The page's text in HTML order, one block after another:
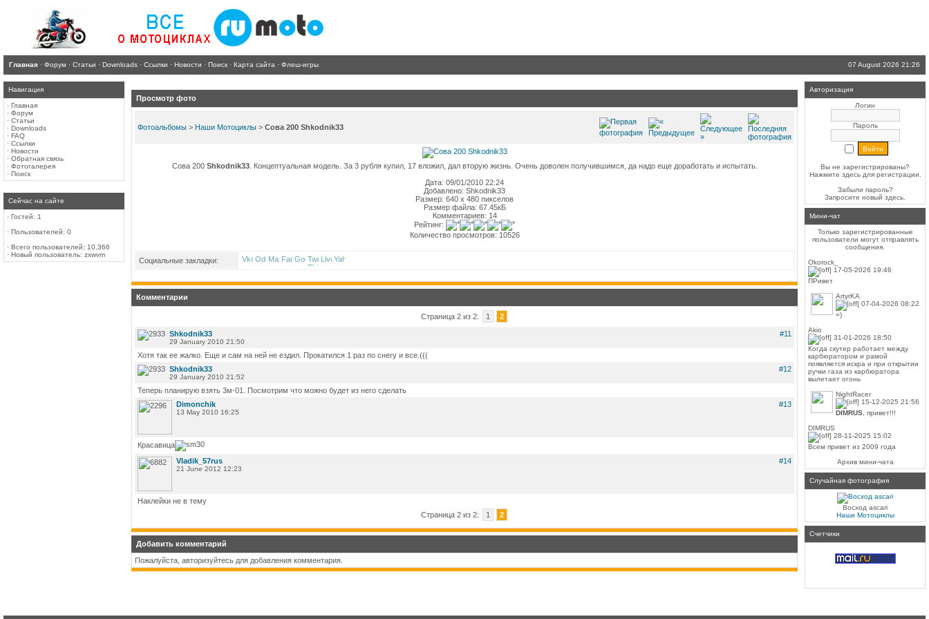
Главная · Форум · Статьи · Downloads · Ссылки · Новости · Поиск · Карта сайта · Флеш-игры 07 August 2026 21:26
Навигация
· Главная
· Форум
· Статьи
· Downloads
· FAQ
· Ссылки
· Новости
· Обратная связь
· Фотогалерея
· Поиск
Сейчас на сайте
· Гостей: 1
· Пользователей: 0
· Всего пользователей: 10,366
· Новый пользователь: zxwvm
Просмотр фото
Фотоальбомы > Наши Мотоциклы > Сова 200 Shkodnik33
Сова 200 Shkodnik33. Концептуальная модель. За 3 рубля купил, 17 вложил, дал вторую жизнь. Очень доволен получившимся, да надо еще доработать и испытать.
Дата: 09/01/2010 22:24
Добавлено: Shkodnik33
Размер: 640 x 480 пикселов
Размер файла: 67.45кБ
Комментариев: 14
Рейтинг:
Количество просмотров: 10526
Социальные закладки:
Комментарии
Страница 2 из 2: 1 2
#11
Shkodnik33
29 January 2010 21:50
Хотя так ее жалко. Еще и сам на ней не ездил. Прокатился 1 раз по снегу и все.(((
#12
Shkodnik33
29 January 2010 21:52
Теперь планирую взять 3м-01. Посмотрим что можно будет из него сделать
#13
Dimonchik
13 May 2010 16:25
Красавица
#14
Vladik_57rus
21 June 2012 12:23
Наклейки не в тему
Страница 2 из 2:
1 2
Добавить комментарий
Пожалуйста, авторизуйтесь для добавления комментария.
Авторизация
Логин
Пароль
Вы не зарегистрированы?
Нажмите здесьдля регистрации.
Забыли пароль?
Запросите новый здесь.
Мини-чат
Только зарегистрированные
пользователи могут отправлять
сообщения.
Okorock_
17-05-2026 19:46
ПРивет
ArtyrKA
07-04-2026 08:22
=)
Akio
31-01-2026 18:50
Когда скутер работает между
карбюратором и рамой
появляется искра и при открытии
ручки газа из карбюратора
вылетает огонь
NightRacer
15-12-2025 21:56
DIMRUS , привет!!!
DIMRUS
28-11-2025 15:02
Всем привет из 2009 года
Архив мини-чата
Случайная фотография
Восход ascari
Наши Мотоциклы
Счетчики